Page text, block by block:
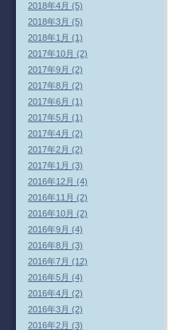
2018年4月 (5)
2018年3月 (5)
2018年1月 (1)
2017年10月 (2)
2017年9月 (2)
2017年8月 (2)
2017年6月 (1)
2017年5月 (1)
2017年4月 (2)
2017年2月 (2)
2017年1月 (3)
2016年12月 (4)
2016年11月 (2)
2016年10月 (2)
2016年9月 (4)
2016年8月 (3)
2016年7月 (12)
2016年5月 (4)
2016年4月 (2)
2016年3月 (2)
2016年2月 (3)